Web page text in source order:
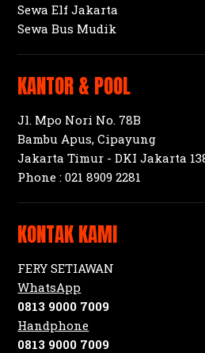
Sewa Elf Jakarta
Sewa Bus Mudik
KANTOR & POOL
Jl. Mpo Nori No. 78B
Bambu Apus, Cipayung
Jakarta Timur - DKI Jakarta
Phone :021 8909 2281
KONTAK KAMI
FERY SETIAWAN
WhatsApp
0813 9000 7009
Handphone
0813 9000 7009